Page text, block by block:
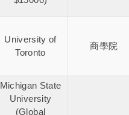
University of
Toronto
商學院
Michigan State
University
(Global